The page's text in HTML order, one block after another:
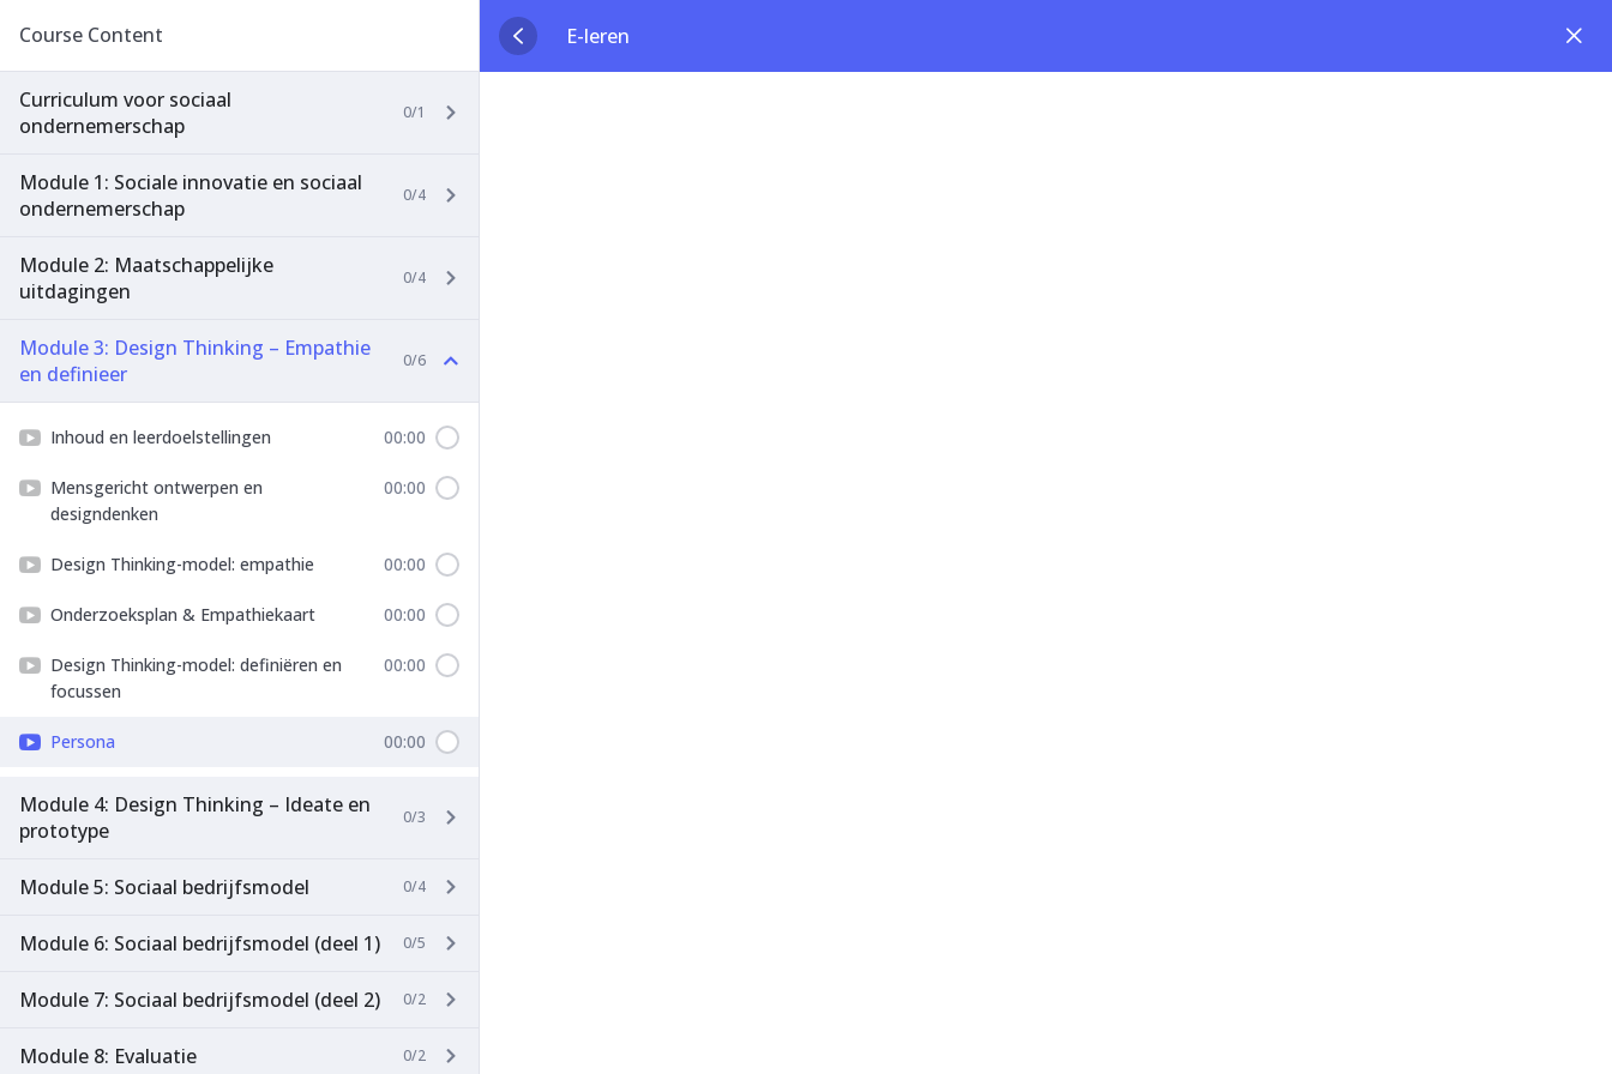
Course Content
Curriculum voor sociaal
ondernemerschap
0/1
Module 1: Sociale innovatie en sociaal
ondernemerschap
0/4
Module 2: Maatschappelijke
uitdagingen
0/4
Module 3: Design Thinking – Empathie
en definieer
0/6
Inhoud en leerdoelstellingen 00:00
Mensgericht ontwerpen en
designdenken
00:00
Design Thinking-model: empathie 00:00
Onderzoeksplan & Empathiekaart 00:00
Design Thinking-model: definiëren en
focussen
00:00
Persona 00:00
Module 4: Design Thinking – Ideate en
prototype
0/3
Module 5: Sociaal bedrijfsmodel 0/4
Module 6: Sociaal bedrijfsmodel (deel 1) 0/5
Module 7: Sociaal bedrijfsmodel (deel 2) 0/2
Module 8: Evaluatie 0/2
E-leren